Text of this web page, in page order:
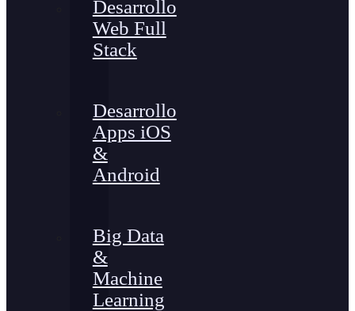
Desarrollo
Web Full
Stack
Desarrollo
Apps iOS
&
Android
Big Data
&
Machine
Learning